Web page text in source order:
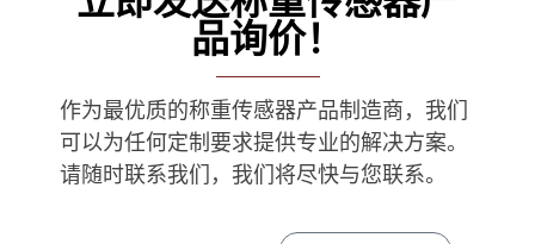
品询价！
作为最优质的称重传感器产品制造商，我们
可以为任何定制要求提供专业的解决方案。
请随时联系我们，我们将尽快与您联系。